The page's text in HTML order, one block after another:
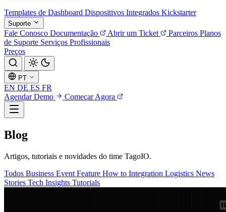
Templates de Dashboard Dispositivos Integrados Kickstarter
Suporte
Fale Conosco Documentação Abrir um Ticket Parceiros Planos
de Suporte Serviços Profissionais
Preços
PT
EN DE ES FR
Agendar Demo
Começar Agora
Blog
Artigos, tutoriais e novidades do time TagoIO.
Todos Business Event Feature How to Integration Logistics News
Stories Tech Insights Tutorials